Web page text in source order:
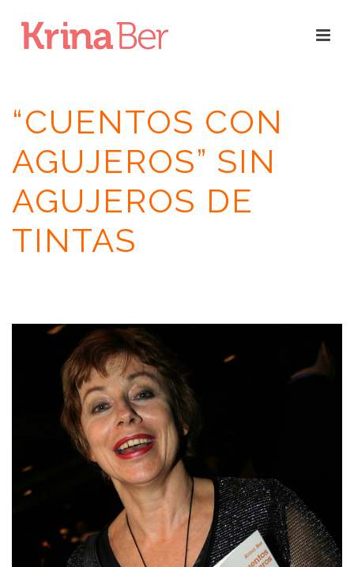
“CUENTOS CON
AGUJEROS” SIN
AGUJEROS DE
TINTAS